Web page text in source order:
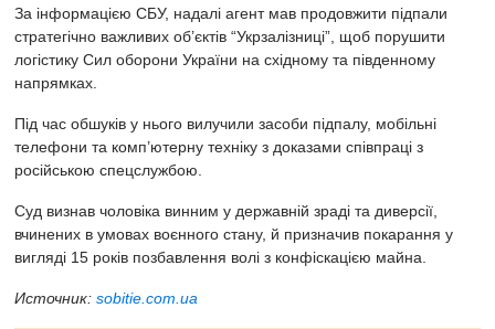
За інформацією СБУ, надалі агент мав продовжити підпали
стратегічно важливих об’єктів “Укрзалізниці”, щоб порушити
логістику Сил оборони України на східному та південному
напрямках.
Під час обшуків у нього вилучили засоби підпалу, мобільні
телефони та комп’ютерну техніку з доказами співпраці з
російською спецслужбою.
Суд визнав чоловіка винним у державній зраді та диверсії,
вчинених в умовах воєнного стану, й призначив покарання у
вигляді 15 років позбавлення волі з конфіскацією майна.
Источник: sobitie.com.ua